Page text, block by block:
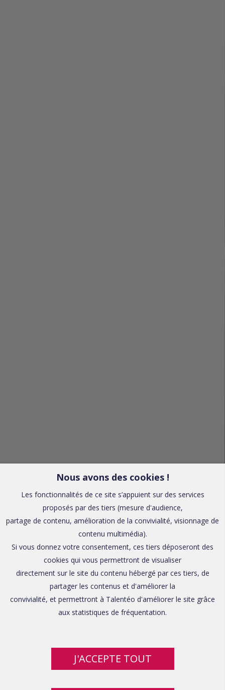
Nous avons des cookies !
Les fonctionnalités de ce site s’appuient sur des services
proposés par des tiers (mesure d'audience,
partage de contenu, amélioration de la convivialité, visionnage de
contenu multimédia).
Si vous donnez votre consentement, ces tiers déposeront des
cookies qui vous permettront de visualiser
directement sur le site du contenu hébergé par ces tiers, de
partager les contenus et d'améliorer la
convivialité, et permettront à Talentéo d'améliorer le site grâce
aux statistiques de fréquentation.
J'ACCEPTE TOUT